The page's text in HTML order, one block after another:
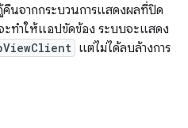
นจากกระบวนการแสดงผลที่ปิด
ทำให้แอปขัดข้อง ระบบจะแสดง
แต่ไม่ได้ลบล้างการ